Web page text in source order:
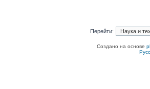
Перейти:
Создано на основе